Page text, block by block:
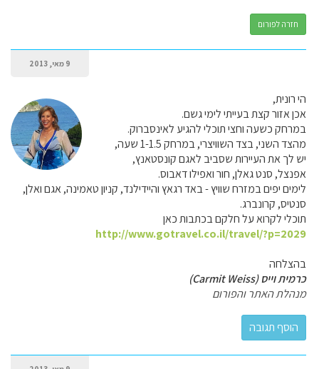
חזרה לפורום
9 מאי, 2013
הי רונית,
אכן אזור קצת בעייתי לימי גשם.
במרחק כשעה וחצי תוכלי להגיע לאינסברוק.
מהצד השני, בצד השוויצרי, במרחק 1-1.5 שעה,
יש לך את העיירות שסביב לאגם קונסטאנץ,
אפנצל, סנט גאלן, חור ואפילו דאבוס.
לימים יפים במזרח שוויץ - באד רגאץ והיידילנד, קניון טאמינה, אגם ואלן,
סנטיס, קרונברג.
תוכלי לקרוא על חלקם בכתבות כאן
http://www.gotravel.co.il/travel/?p=2029
בהצלחה
כרמית וייס (Carmit Weiss)
מנהלת האתר והפורום